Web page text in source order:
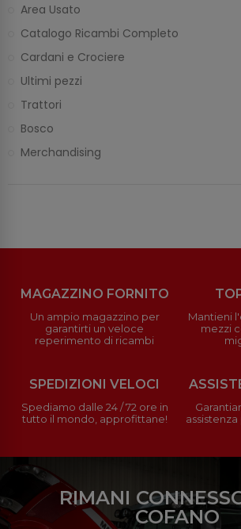
Area Usato
Catalogo Ricambi Completo
Cardani e Crociere
Ultimi pezzi
Trattori
Bosco
Merchandising
MAGAZZINO FORNITO
Un ampio magazzino per
garantirti un veloce
reperimento di ricambi
Mantieni
mezzi
SPEDIZIONI VELOCI
Spediamo dalle 24 / 72 ore in
tutto il mondo, approfittane!
RIMANI
COFANO